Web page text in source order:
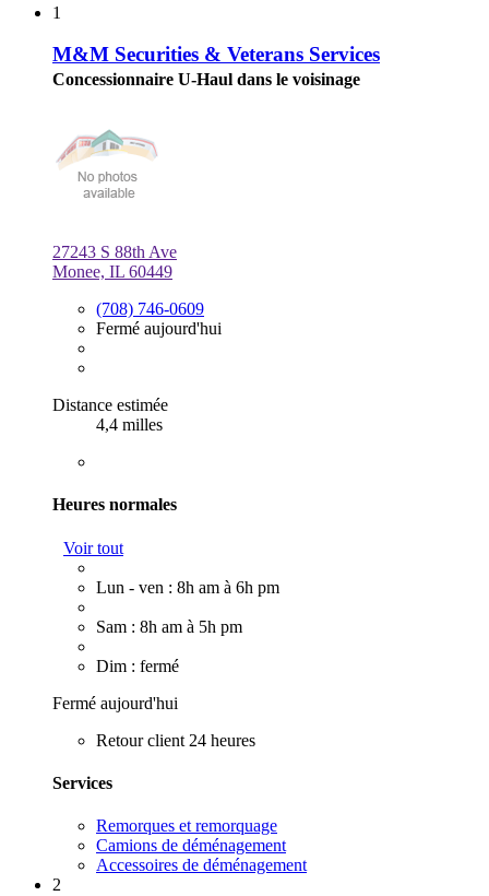
1
M&M Securities & Veterans Services
Concessionnaire U-Haul dans le voisinage
27243 S 88th Ave
Monee, IL 60449
(708) 746-0609
Fermé aujourd'hui
Distance estimée
4,4 milles
Heures normales
Voir tout
Lun - ven : 8h am à 6h pm
Sam : 8h am à 5h pm
Dim : fermé
Fermé aujourd'hui
Retour client 24 heures
Services
Remorques et remorquage
Camions de déménagement
Accessoires de déménagement
2